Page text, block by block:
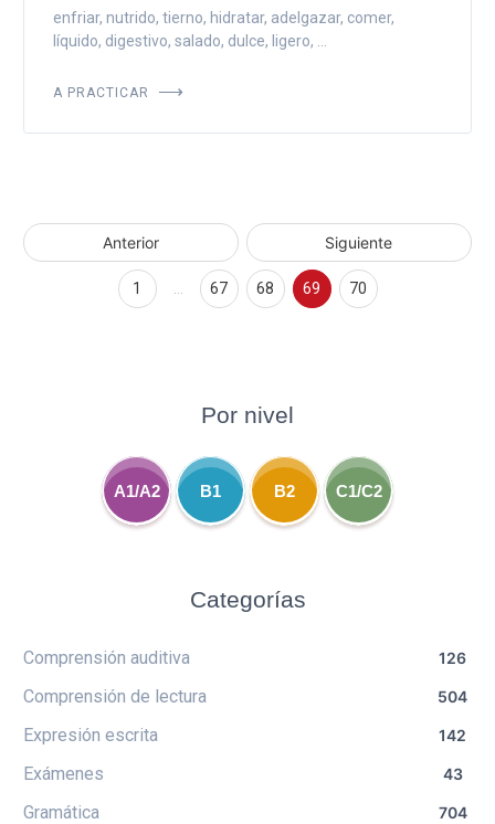
enfriar, nutrido, tierno, hidratar, adelgazar, comer,
líquido, digestivo, salado, dulce, ligero, ...
A PRACTICAR
Anterior Siguiente
1 67 68 69 70
Por nivel
A1/A2 B1 B2 C1/C2
Categorías
Comprensión auditiva 126
Comprensión de lectura 504
Expresión escrita 142
Exámenes 43
Gramática 704